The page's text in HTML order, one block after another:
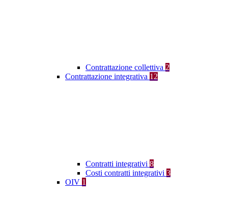
Contrattazione collettiva 2
Contrattazione integrativa 12
Contratti integrativi 8
Costi contratti integrativi 3
OIV 1